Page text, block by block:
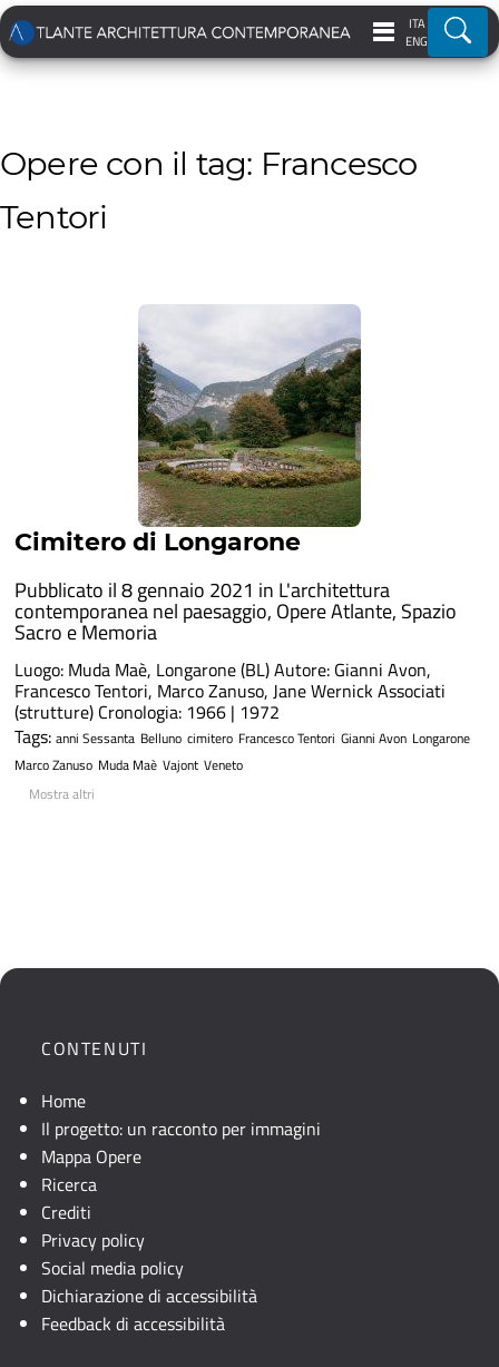
ITA
ENG
Opere con il tag: Francesco
Tentori
Cimitero di Longarone
Pubblicato il 8 gennaio 2021 in L'architettura
contemporanea nel paesaggio, Opere Atlante, Spazio
Sacro e Memoria
Luogo: Muda Maè, Longarone (BL) Autore: Gianni Avon,
Francesco Tentori, Marco Zanuso, Jane Wernick Associati
(strutture) Cronologia: 1966 | 1972
Tags: anni Sessanta Belluno cimitero Francesco Tentori Gianni Avon Longarone
Marco Zanuso Muda Maè Vajont Veneto
Mostra altri
CONTENUTI
Home
Il progetto: un racconto per immagini
Mappa Opere
Ricerca
Crediti
Privacy policy
Social media policy
Dichiarazione di accessibilità
Feedback di accessibilità